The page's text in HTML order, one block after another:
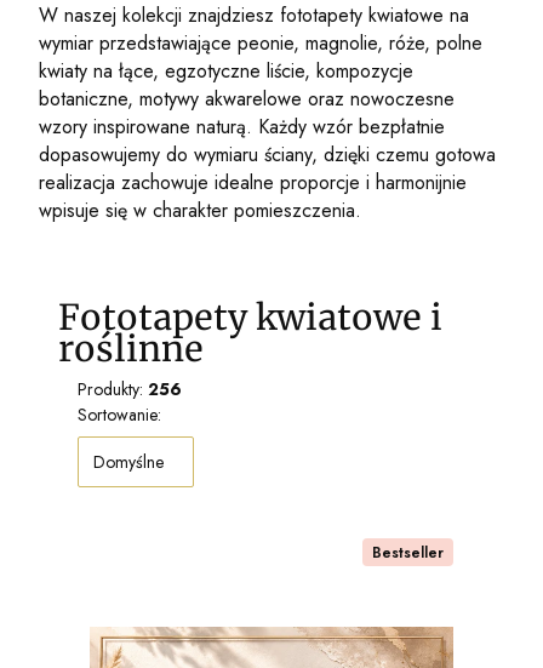
W naszej kolekcji znajdziesz fototapety kwiatowe na
wymiar przedstawiające peonie, magnolie, róże, polne
kwiaty na łące, egzotyczne liście, kompozycje
botaniczne, motywy akwarelowe oraz nowoczesne
wzory inspirowane naturą. Każdy wzór bezpłatnie
dopasowujemy do wymiaru ściany, dzięki czemu gotowa
realizacja zachowuje idealne proporcje i harmonijnie
wpisuje się w charakter pomieszczenia.
Fototapety kwiatowe i
roślinne
Produkty: 256
Lista produktów
Sortowanie:
Domyślne
Bestseller